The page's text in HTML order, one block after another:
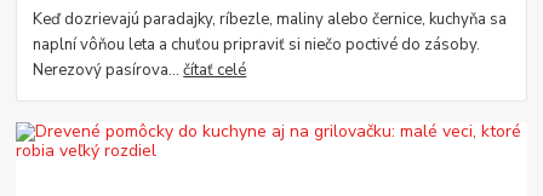
Keď dozrievajú paradajky, ríbezle, maliny alebo černice, kuchyňa sa
naplní vôňou leta a chuťou pripraviť si niečo poctivé do zásoby.
Nerezový pasírova...čítať celé